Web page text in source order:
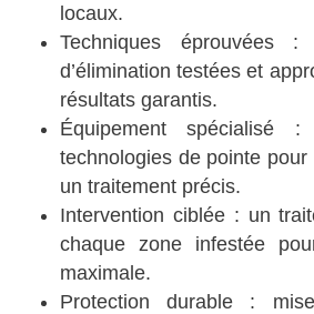
locaux.
Techniques éprouvées :
d’élimination testées et
résultats garantis.
Équipement spécialisé
technologies de pointe
un traitement précis.
Intervention ciblée : un
chaque zone infestée
maximale.
Protection durable :